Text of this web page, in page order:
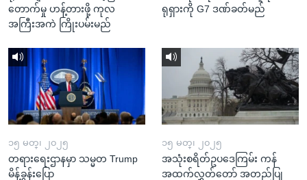
တောက်မှု ဟန့်တားဖို့ ကုလ
အကြီးအကဲ ကြိုးပမ်းမည်
ရုရှားကို G7 ဒဏ်ခတ်မည်
၁၅ မတ္၊ ၂၀၂၅
တရားရေးဌာနမှာ သမ္မတ Trump
မိန့်ခွန်းပြော
၁၅ မတ္၊ ၂၀၂၅
အသုံးစရိတ်ဥပဒေကြမ်း ကန်
အထက်လွှတ်တော် အတည်ပြု